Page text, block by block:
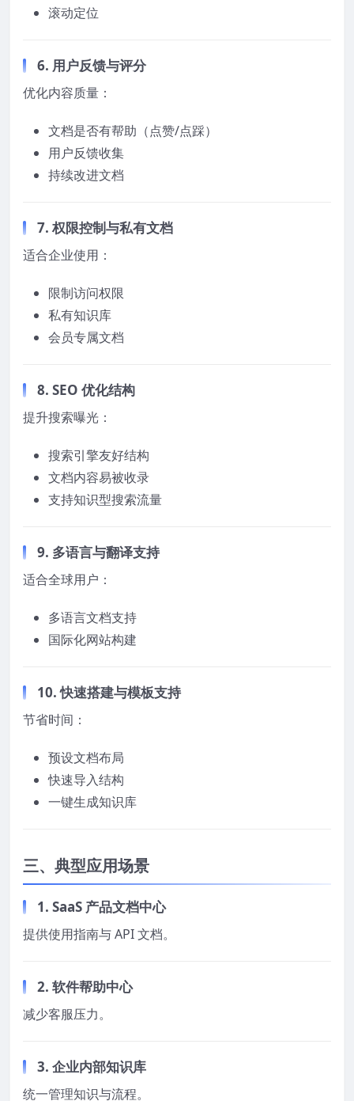
滚动定位
6. 用户反馈与评分
优化内容质量：
文档是否有帮助（点赞/点踩）
用户反馈收集
持续改进文档
7. 权限控制与私有文档
适合企业使用：
限制访问权限
私有知识库
会员专属文档
8. SEO 优化结构
提升搜索曝光：
搜索引擎友好结构
文档内容易被收录
支持知识型搜索流量
9. 多语言与翻译支持
适合全球用户：
多语言文档支持
国际化网站构建
10. 快速搭建与模板支持
节省时间：
预设文档布局
快速导入结构
一键生成知识库
三、典型应用场景
1. SaaS 产品文档中心
提供使用指南与 API 文档。
2. 软件帮助中心
减少客服压力。
3. 企业内部知识库
统一管理知识与流程。